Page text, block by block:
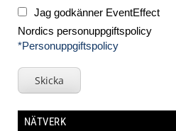
Jag godkänner EventEffect
Nordics personuppgiftspolicy
*Personuppgiftspolicy
Skicka
NÄTVERK